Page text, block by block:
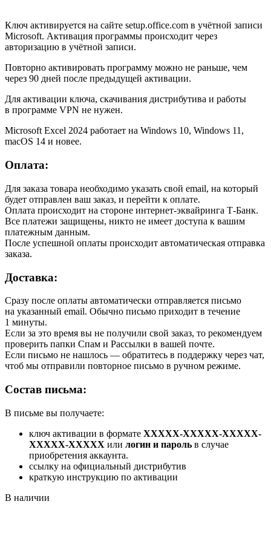
Ключ активируется на сайте setup.office.com в учётной записи
Microsoft. Активация программы происходит через
авторизацию в учётной записи.
Повторно активировать программу можно не раньше, чем
через 90 дней после предыдущей активации.
Для активации ключа, скачивания дистрибутива и работы
в программе VPN не нужен.
Microsoft Excel 2024 работает на Windows 10, Windows 11,
macOS 14 и новее.
Оплата:
Для заказа товара необходимо указать свой email, на который
будет отправлен ваш заказ, и перейти к оплате.
Оплата происходит на стороне интернет-эквайринга Т-Банк.
Все платежи защищены, никто не имеет доступа к вашим
платежным данным.
После успешной оплаты происходит автоматическая отправка
заказа.
Доставка:
Сразу после оплаты автоматически отправляется письмо
на указанный email. Обычно письмо приходит в течение
1 минуты.
Если за это время вы не получили свой заказ, то рекомендуем
проверить папки Спам и Рассылки в вашей почте.
Если письмо не нашлось — обратитесь в поддержку через чат,
чтоб мы отправили повторное письмо в ручном режиме.
Состав письма:
В письме вы получаете:
ключ активации в формате XXXXX-XXXXX-XXXXX-
XXXXX-XXXXX или логин и пароль в случае
приобретения аккаунта.
ссылку на официальный дистрибутив
краткую инструкцию по активации
В наличии